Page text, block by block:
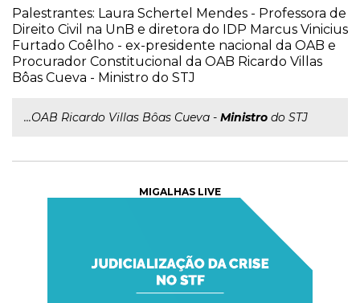
Palestrantes: Laura Schertel Mendes - Professora de
Direito Civil na UnB e diretora do IDP Marcus Vinicius
Furtado Coêlho - ex-presidente nacional da OAB e
Procurador Constitucional da OAB Ricardo Villas
Bôas Cueva - Ministro do STJ
...OAB Ricardo Villas Bôas Cueva - Ministro do STJ
MIGALHAS LIVE